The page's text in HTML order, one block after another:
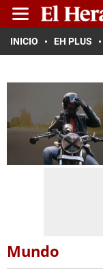
INICIO EH PLUS
Mundo